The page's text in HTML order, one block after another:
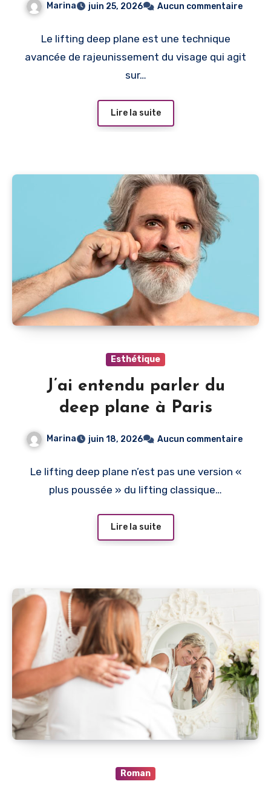
Marina juin 25, 2026 Aucun commentaire
Le lifting deep plane est une technique
avancée de rajeunissement du visage qui agit
sur…
Lire la suite
Esthétique
J’ai entendu parler du
deep plane à Paris
Marina juin 18, 2026 Aucun commentaire
Le lifting deep plane n’est pas une version «
plus poussée » du lifting classique…
Lire la suite
Roman